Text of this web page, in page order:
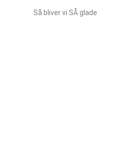
Så bliver vi SÅ glade